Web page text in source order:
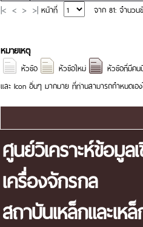
|< < > >| หน้าที่ จาก 81: จำนว
หมายเหตุ
หัวข้อ หัวข้อใหม่ หัวข้อที่มีค
และ Icon อื่นๆ มากมาย ที่ท่านสามารถกำหนดเอ
ศูนย์วิเคราะห์ข้อมู
เครื่องจักรกล
สถาบันเหล็กและเห